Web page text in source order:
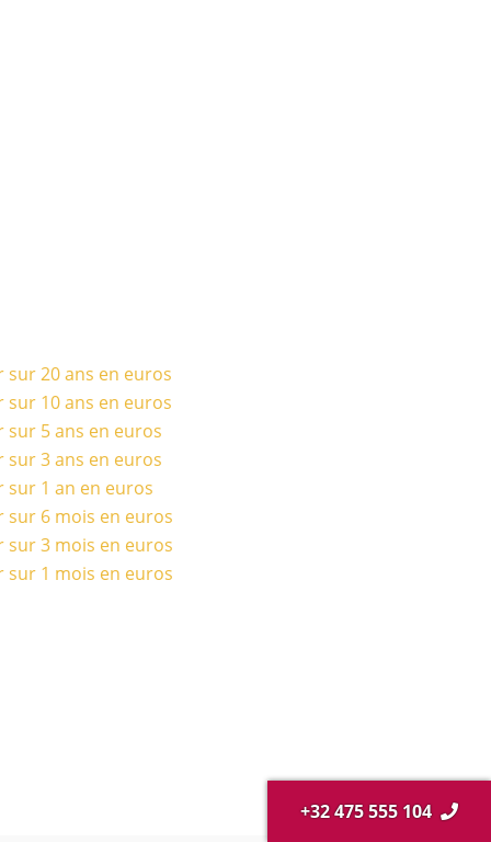
sur 20 ans en euros
sur 10 ans en euros
sur 5 ans en euros
sur 3 ans en euros
sur 1 an en euros
sur 6 mois en euros
sur 3 mois en euros
sur 1 mois en euros
+32 475 555 104